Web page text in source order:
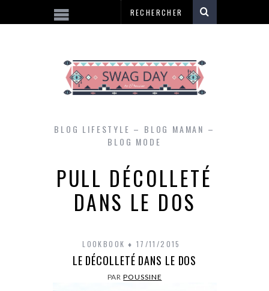
BLOG LIFESTYLE – BLOG MAMAN –
BLOG MODE
PULL DÉCOLLETÉ
DANS LE DOS
LOOKBOOK 17/11/2015
LE DÉCOLLETÉ DANS LE DOS
PARPOUSSINE